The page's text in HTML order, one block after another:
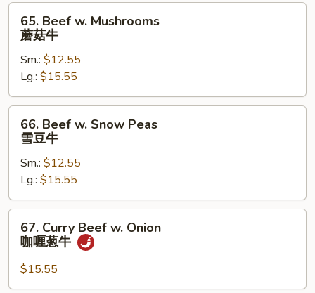
椒
Beef
Mushrooms
菇
牛
65. Beef w. Mushrooms
蘑菇牛
Sm.: $12.55
Lg.: $15.55
Beef
Snow
Peas
雪
豆
66. Beef w. Snow Peas
雪豆牛
Sm.: $12.55
Lg.: $15.55
Curry
Beef
Onion
67. Curry Beef w. Onion
咖喱葱牛
$15.55